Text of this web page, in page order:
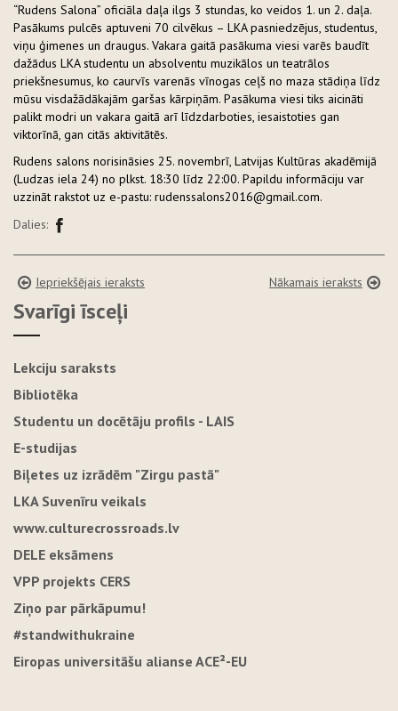
“Rudens Salona” oficiāla daļa ilgs 3 stundas, ko veidos 1. un 2. daļa.
Pasākums pulcēs aptuveni 70 cilvēkus – LKA pasniedzējus, studentus,
viņu ģimenes un draugus. Vakara gaitā pasākuma viesi varēs baudīt
dažādus LKA studentu un absolventu muzikālos un teatrālos
priekšnesumus, ko caurvīs varenās vīnogas ceļš no maza stādiņa līdz
mūsu visdažādākajām garšas kārpiņām. Pasākuma viesi tiks aicināti
palikt modri un vakara gaitā arī līdzdarboties, iesaistoties gan
viktorīnā, gan citās aktivitātēs.
Rudens salons norisināsies 25. novembrī, Latvijas Kultūras akadēmijā
(Ludzas iela 24) no plkst. 18:30 līdz 22:00. Papildu informāciju var
uzzināt rakstot uz e-pastu: rudenssalons2016@gmail.com.
Dalies:
Iepriekšējais ieraksts Nākamais ieraksts
Svarīgi īsceļi
Lekciju saraksts
Bibliotēka
Studentu un docētāju profils - LAIS
E-studijas
Biļetes uz izrādēm "Zirgu pastā"
LKA Suvenīru veikals
www.culturecrossroads.lv
DELE eksāmens
VPP projekts CERS
Ziņo par pārkāpumu!
#standwithukraine
Eiropas universitāšu alianse ACE²-EU